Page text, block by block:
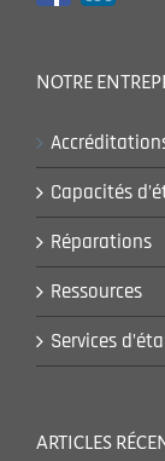
NOTRE
Capacités
Réparations
Ressources
Services
ARTICLES